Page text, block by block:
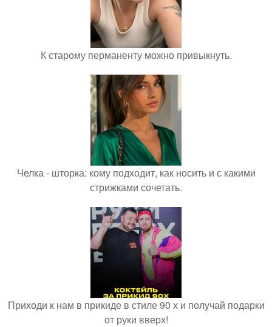
К старому перманенту можно привыкнуть.
Челка - шторка: кому подходит, как носить и с какими
стрижками сочетать.
Приходи к нам в прикиде в стиле 90 х и получай подарки
от руки вверх!